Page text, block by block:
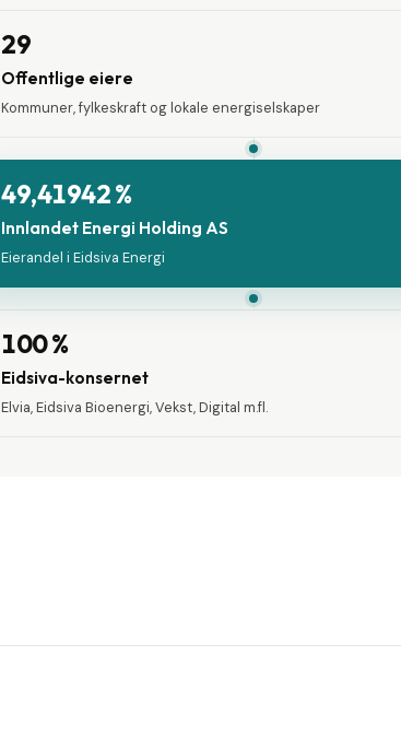
29
Offentlige eiere
Kommuner, fylkeskraft og lokale energiselskaper
49,41942 %
Innlandet Energi Holding AS
Eierandel i Eidsiva Energi
100 %
Eidsiva-konsernet
Elvia, Eidsiva Bioenergi, Vekst, Digital m.fl.